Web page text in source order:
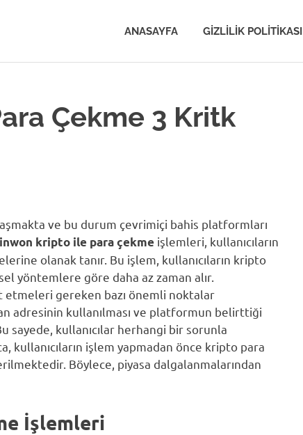
ANASAYFA GIZLILIK POLITIKASI
Çekme 3 Kritk
ve bu durum çevrimiçi bahis platformları
kripto ile para çekme işlemleri, kullanıcıların
olanak tanır. Bu işlem, kullanıcıların kripto
yöntemlere göre daha az zaman alır.
etmeleri gereken bazı önemli noktalar
adresinin kullanılması ve platformun belirttiği
sayede, kullanıcılar herhangi bir sorunla
kullanıcıların işlem yapmadan önce kripto para
Böylece, piyasa dalgalanmalarından
İşlemleri